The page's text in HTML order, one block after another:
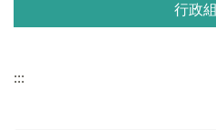
教職員專區
行政
:::